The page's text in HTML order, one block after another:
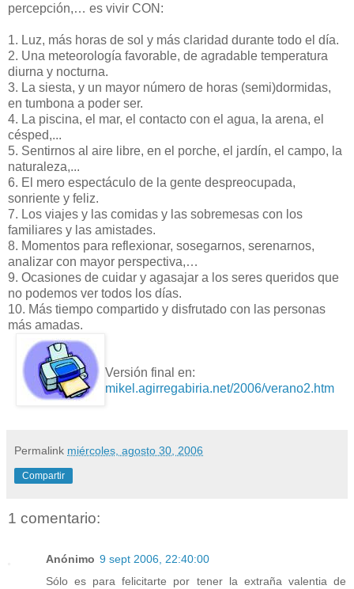
percepción,… es vivir CON:
1. Luz, más horas de sol y más claridad durante todo el día.
2. Una meteorología favorable, de agradable temperatura
diurna y nocturna.
3. La siesta, y un mayor número de horas (semi)dormidas,
en tumbona a poder ser.
4. La piscina, el mar, el contacto con el agua, la arena, el
césped,...
5. Sentirnos al aire libre, en el porche, el jardín, el campo, la
naturaleza,...
6. El mero espectáculo de la gente despreocupada,
sonriente y feliz.
7. Los viajes y las comidas y las sobremesas con los
familiares y las amistades.
8. Momentos para reflexionar, sosegarnos, serenarnos,
analizar con mayor perspectiva,…
9. Ocasiones de cuidar y agasajar a los seres queridos que
no podemos ver todos los días.
10. Más tiempo compartido y disfrutado con las personas
más amadas.
Versión final en:
mikel.agirregabiria.net/2006/verano2.htm
Permalink miércoles, agosto 30, 2006
Compartir
1 comentario:
Anónimo 9 sept 2006, 22:40:00
Sólo es para felicitarte por tener la extraña valentia de